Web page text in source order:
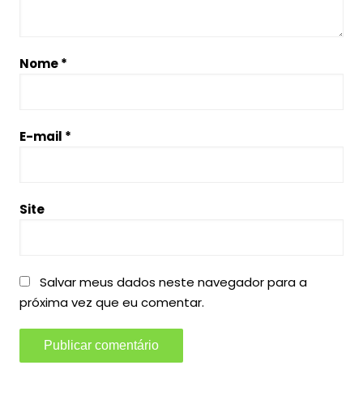
Nome*
E-mail *
Site
Salvar meus dados neste navegador para a
próxima vez que eu comentar.